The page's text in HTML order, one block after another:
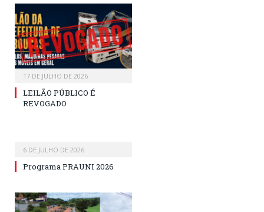
17 DE JULHO DE 2026
LEILÃO PÚBLICO É
REVOGADO
6 DE JULHO DE 2026
Programa PRAUNI 2026